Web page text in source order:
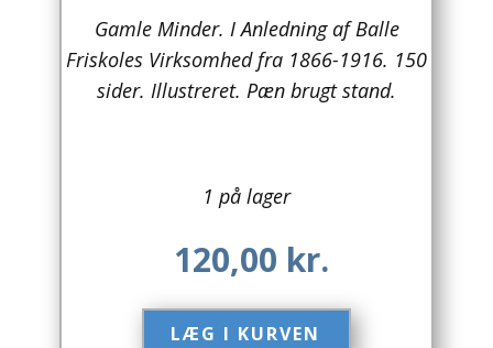
Arkitektur
Asien
Børnebøger
Gamle Minder. I Anledning af Balle
Friskoles Virksomhed fra 1866-1916. 150
sider. Illustreret. Pæn brugt stand.
1 på lager
120,00 kr.
LÆG I KURVEN​